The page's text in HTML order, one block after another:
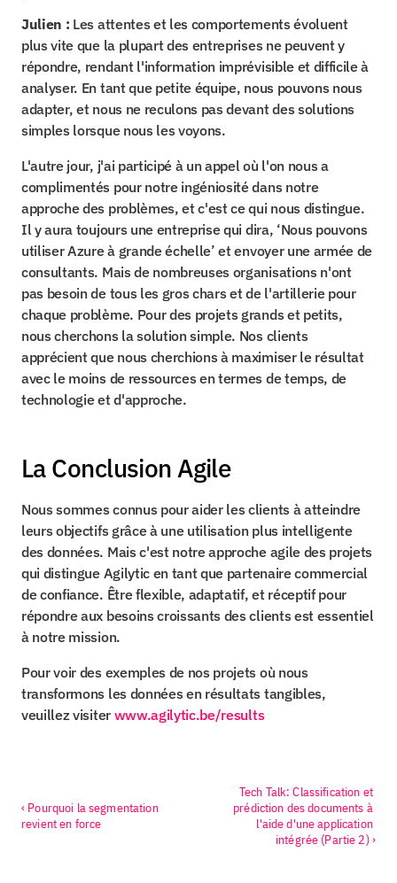
Julien : Les attentes et les comportements évoluent
plus vite que la plupart des entreprises ne peuvent y
répondre, rendant l'information imprévisible et difficile à
analyser. En tant que petite équipe, nous pouvons nous
adapter, et nous ne reculons pas devant des solutions
simples lorsque nous les voyons.
L'autre jour, j'ai participé à un appel où l'on nous a
complimentés pour notre ingéniosité dans notre
approche des problèmes, et c'est ce qui nous distingue.
Il y aura toujours une entreprise qui dira, ‘Nous pouvons
utiliser Azure à grande échelle’ et envoyer une armée de
consultants. Mais de nombreuses organisations n'ont
pas besoin de tous les gros chars et de l'artillerie pour
chaque problème. Pour des projets grands et petits,
nous cherchons la solution simple. Nos clients
apprécient que nous cherchions à maximiser le résultat
avec le moins de ressources en termes de temps, de
technologie et d'approche.
La Conclusion Agile
Nous sommes connus pour aider les clients à atteindre
leurs objectifs grâce à une utilisation plus intelligente
des données. Mais c'est notre approche agile des projets
qui distingue Agilytic en tant que partenaire commercial
de confiance. Être flexible, adaptatif, et réceptif pour
répondre aux besoins croissants des clients est essentiel
à notre mission.
Pour voir des exemples de nos projets où nous
transformons les données en résultats tangibles,
veuillez visiter www.agilytic.be/results
‹ Pourquoi la segmentation
revient en force
Tech Talk: Classification et
prédiction des documents à
l'aide d'une application
intégrée (Partie 2) ›